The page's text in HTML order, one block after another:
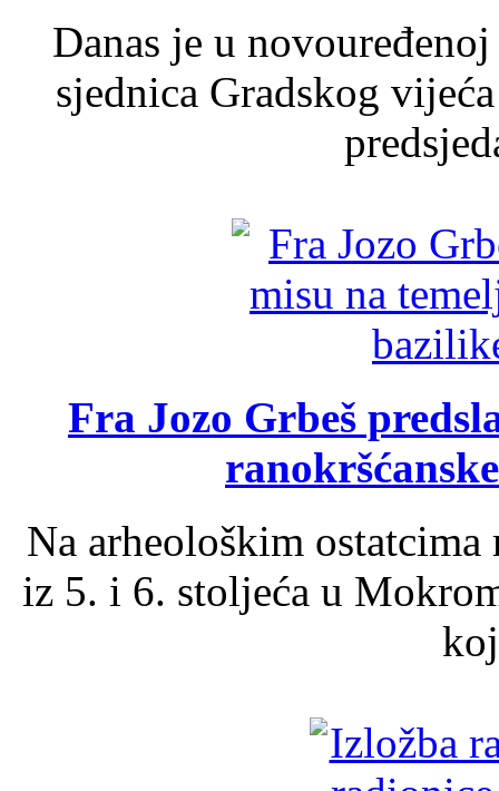
Danas je u
sjednica Gradskog
Fra Jozo Grbeš
Na arheološkim
iz 5. i 6. stoljeća u